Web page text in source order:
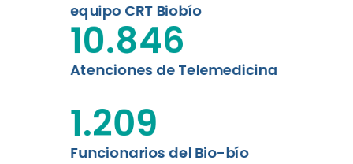
equipo CRT Biobío
Atenciones de Telemedicina
10.846
Funcionarios del Bio-bío
1.209